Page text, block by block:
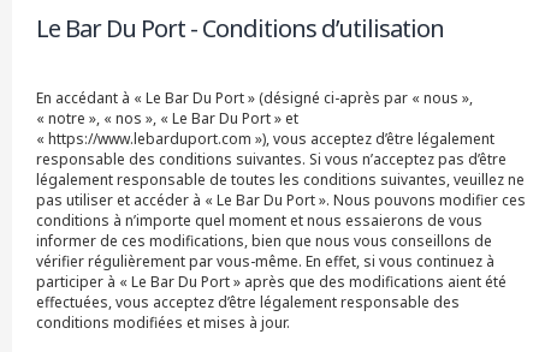
Le Bar Du Port - Conditions d’utilisation
En accédant à « Le Bar Du Port » (désigné ci-après par « nous »,
« notre », « nos », « Le Bar Du Port » et
« https://www.lebarduport.com »), vous acceptez d’être légalement
responsable des conditions suivantes. Si vous n’acceptez pas d’être
légalement responsable de toutes les conditions suivantes, veuillez ne
pas utiliser et accéder à « Le Bar Du Port ». Nous pouvons modifier ces
conditions à n’importe quel moment et nous essaierons de vous
informer de ces modifications, bien que nous vous conseillons de
vérifier régulièrement par vous-même. En effet, si vous continuez à
participer à « Le Bar Du Port » après que des modifications aient été
effectuées, vous acceptez d’être légalement responsable des
conditions modifiées et mises à jour.